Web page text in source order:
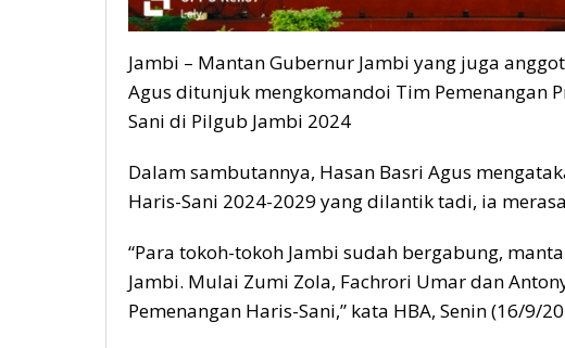
Jambi – Mantan Gubernur Jambi yang juga
Agus ditunjuk mengkomandoi Tim Pemenangan
Sani di Pilgub Jambi 2024
Dalam sambutannya, Hasan Basri Agus
Haris-Sani 2024-2029 yang dilantik tadi, ia
“Para tokoh-tokoh Jambi sudah bergabung,
Jambi. Mulai Zumi Zola, Fachrori Umar dan
Pemenangan Haris-Sani,” kata HBA, Senin (16/9/